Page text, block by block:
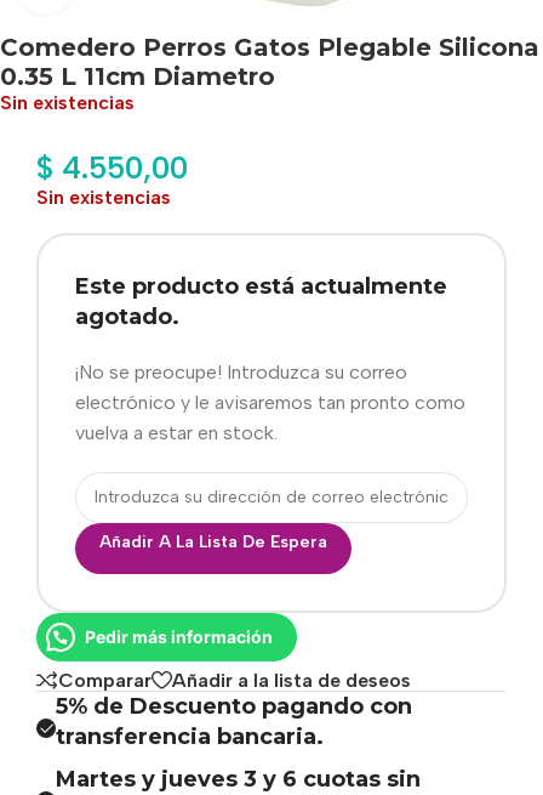
Comedero Perros Gatos Plegable Silicona
0.35 L 11cm Diametro
Sin existencias
$ 4.550,00
Sin existencias
Este producto está actualmente
agotado.
¡No se preocupe! Introduzca su correo
electrónico y le avisaremos tan pronto como
vuelva a estar en stock.
Añadir A La Lista De Espera
Pedir más información
Comparar Añadir a la lista de deseos
5% de Descuento pagando con
transferencia bancaria.
Martes y jueves 3 y 6 cuotas sin